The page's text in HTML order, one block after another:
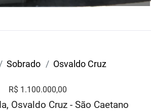
Sobrado Osvaldo Cruz
R$ 1.100.000,00
Osvaldo Cruz - São Caetano